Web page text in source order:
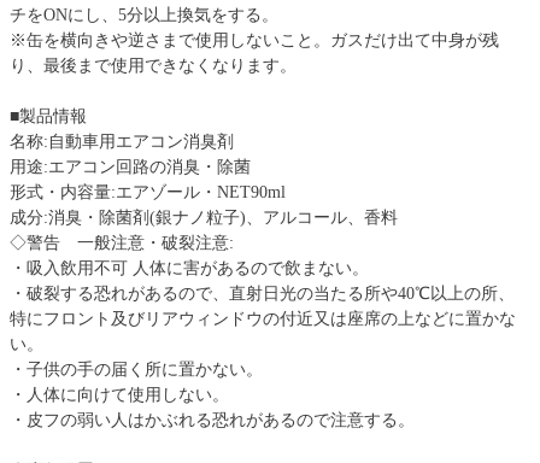
チをONにし、5分以上換気をする。
※缶を横向きや逆さまで使用しないこと。ガスだけ出て中身が残
り、最後まで使用できなくなります。
■製品情報
名称:自動車用エアコン消臭剤
用途:エアコン回路の消臭・除菌
形式・内容量:エアゾール・NET90ml
成分:消臭・除菌剤(銀ナノ粒子)、アルコール、香料
◇警告 一般注意・破裂注意:
・吸入飲用不可 人体に害があるので飲まない。
・破裂する恐れがあるので、直射日光の当たる所や40℃以上の所、
特にフロント及びリアウィンドウの付近又は座席の上などに置かな
い。
・子供の手の届く所に置かない。
・人体に向けて使用しない。
・皮フの弱い人はかぶれる恐れがあるので注意する。